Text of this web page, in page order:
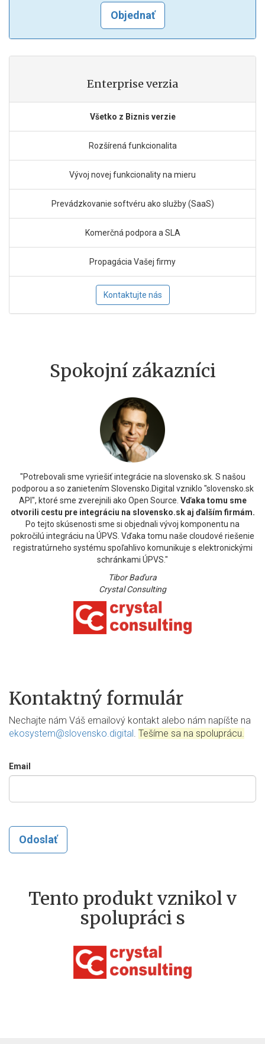
Objednať
Enterprise verzia
Všetko z Biznis verzie
Rozšírená funkcionalita
Vývoj novej funkcionality na mieru
Prevádzkovanie softvéru ako služby (SaaS)
Komerčná podpora a SLA
Propagácia Vašej firmy
Kontaktujte nás
Spokojní zákazníci
"Potrebovali sme vyriešiť integrácie na slovensko.sk. S našou
podporou a so zanietením Slovensko.Digital vzniklo "slovensko.sk
API", ktoré sme zverejnili ako Open Source. Vďaka tomu sme
otvorili cestu pre integráciu na slovensko.sk aj ďalším firmám.
Po tejto skúsenosti sme si objednali vývoj komponentu na
pokročilú integráciu na ÚPVS. Vďaka tomu naše cloudové riešenie
registratúrneho systému spoľahlivo komunikuje s elektronickými
schránkami ÚPVS."
Tibor Baďura
Crystal Consulting
Kontaktný formulár
Nechajte nám Váš emailový kontakt alebo nám napíšte na
ekosystem@slovensko.digital. Tešíme sa na spoluprácu.
Email
Odoslať
Tento produkt vznikol v
spolupráci s